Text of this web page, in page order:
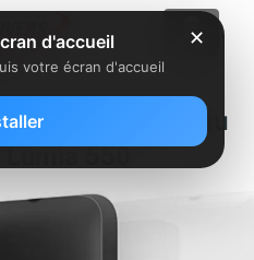
un nouveau
550
✕
d'accueil
votre écran d'accueil